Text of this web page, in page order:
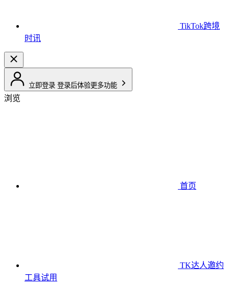
TikTok跨境
时讯
立即登录 登录后体验更多功能
浏览
首页
TK达人邀约
工具试用